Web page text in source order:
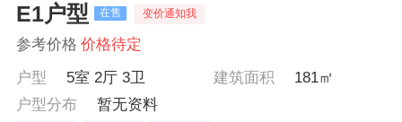
E1户型 在售 变价通知我
参考价格 价格待定
户型
5室 2厅 3卫 建筑面积
181㎡
户型分布
暂无资料